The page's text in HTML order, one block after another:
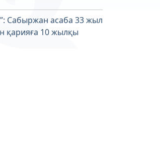
Сабыржан асаба 33 жыл
қарияға 10 жылқы